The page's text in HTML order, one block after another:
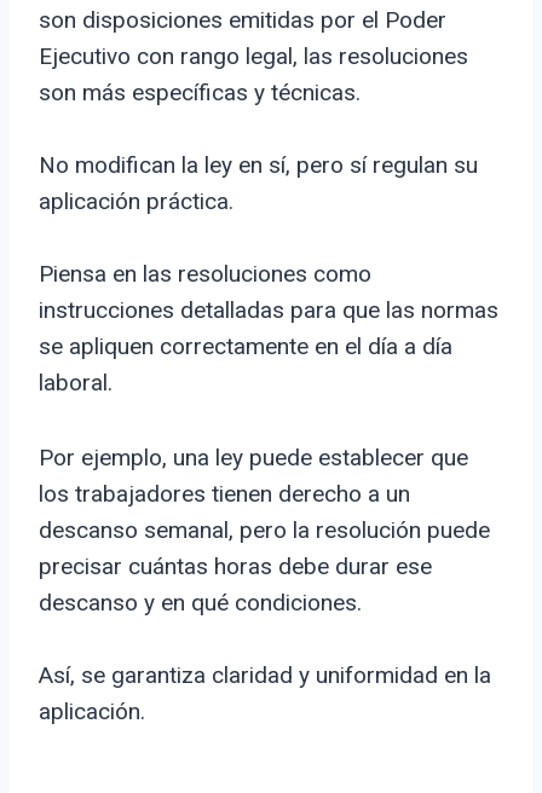
son disposiciones emitidas por el Poder
Ejecutivo con rango legal, las resoluciones
son más específicas y técnicas.
No modifican la ley en sí, pero sí regulan su
aplicación práctica.
Piensa en las resoluciones como
instrucciones detalladas para que las normas
se apliquen correctamente en el día a día
laboral.
Por ejemplo, una ley puede establecer que
los trabajadores tienen derecho a un
descanso semanal, pero la resolución puede
precisar cuántas horas debe durar ese
descanso y en qué condiciones.
Así, se garantiza claridad y uniformidad en la
aplicación.